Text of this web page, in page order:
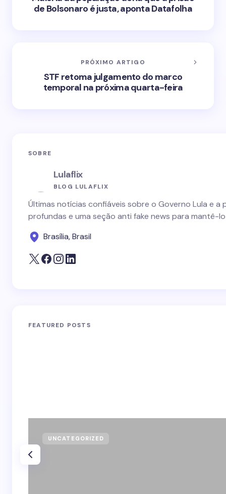
de Bolsonaro é justa, aponta Datafolha
PRÓXIMO ARTIGO
STF retoma julgamento do marco
temporal na próxima quarta-feira
SOBRE
Lulaflix
BLOG LULAFLIX
Últimas notícias confiáveis sobre o Governo Lula e
profundas e uma seção anti fake news para mantê-
Brasília, Brasil
FEATURED POSTS
UNCATEGORIZED